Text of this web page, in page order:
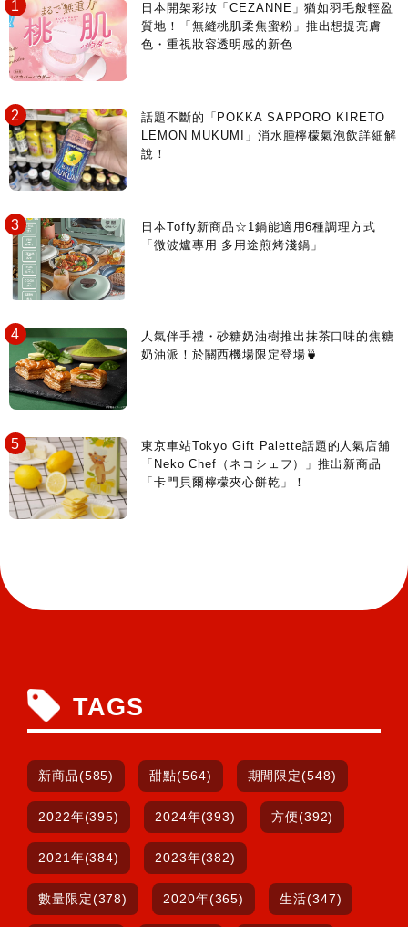
日本開架彩妝「CEZANNE」猶如羽毛般輕盈
質地！「無縫桃肌柔焦蜜粉」推出想提亮膚
色・重視妝容透明感的新色
話題不斷的「POKKA SAPPORO KIRETO
LEMON MUKUMI」消水腫檸檬氣泡飲詳細解
說！
日本Toffy新商品☆1鍋能適用6種調理方式
「微波爐專用 多用途煎烤淺鍋」
人氣伴手禮・砂糖奶油樹推出抹茶口味的焦糖
奶油派！於關西機場限定登場🍵
東京車站Tokyo Gift Palette話題的人氣店舖
「Neko Chef（ネコシェフ）」推出新商品
「卡門貝爾檸檬夾心餅乾」！
TAGS
新商品(585) 甜點(564) 期間限定(548)
2022年(395) 2024年(393) 方便(392)
2021年(384) 2023年(382)
數量限定(378) 2020年(365) 生活(347)